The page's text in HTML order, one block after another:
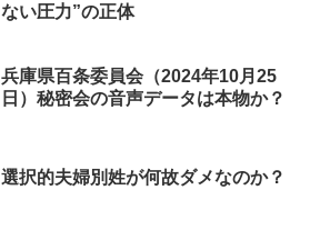
ない圧力”の正体
兵庫県百条委員会（2024年10月25
日）秘密会の音声データは本物か？
選択的夫婦別姓が何故ダメなのか？